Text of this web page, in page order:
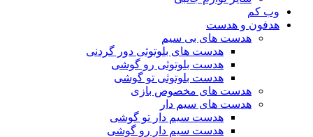
وب کم
هدفون و هدست
هدست های بی سیم
هدست های بلوتوثی دور گردنی
هدست بلوتوثی رو گوشی
هدست بلوتوثی تو گوشی
هدست های مخصوص بازی
هدست های سیم دار
هدست سیم دار تو گوشی
هدست سیم دار رو گوشی